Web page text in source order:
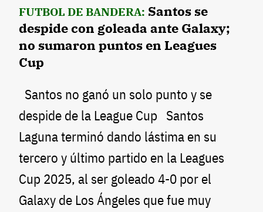
FUTBOL DE BANDERA: Santos se
despide con goleada ante Galaxy;
no sumaron puntos en Leagues
Cup
Santos no ganó un solo punto y se
despide de la League Cup Santos
Laguna terminó dando lástima en su
tercero y último partido en la Leagues
Cup 2025, al ser goleado 4-0 por el
Galaxy de Los Ángeles que fue muy